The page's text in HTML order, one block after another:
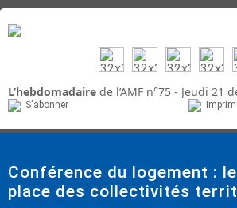
L’hebdomadaire de l’AMF n°75 - Jeudi 21
S'abonner
Conférence du logement :
place des collectivités